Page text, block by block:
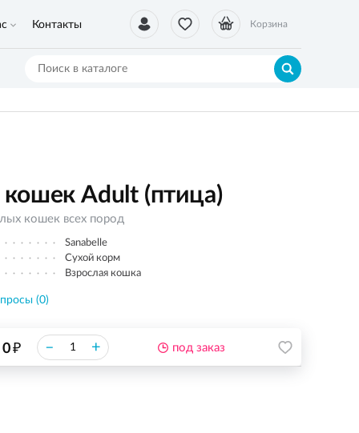
Корзина
Контакты
кошек Adult (птица)
кошек всех пород
Sanabelle
Сухой корм
Взрослая кошка
(0)
0₽ – + под заказ